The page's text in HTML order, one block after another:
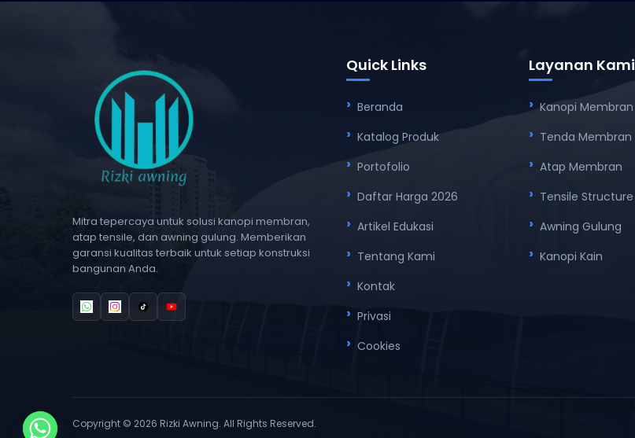
Mitra tepercaya untuk solusi kanopi membran,
atap tensile, dan awning gulung. Memberikan
garansi kualitas terbaik untuk setiap konstruksi
bangunan Anda.
Quick Links
Beranda
Katalog Produk
Portofolio
Daftar Harga 2026
Artikel Edukasi
Tentang Kami
Kontak
Privasi
Cookies
Layanan Kami
Kanopi Membran
Tenda Membran
Atap Membran
Tensile Structure
Awning Gulung
Kanopi Kain
Copyright © 2026 Rizki Awning. All Rights Reserved.